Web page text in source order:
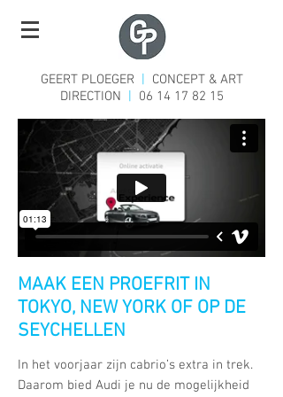
GEERT PLOEGER
CONCEPT & ART
DIRECTION
06 14 17 82 15
MAAK EEN PROEFRIT IN
TOKYO, NEW YORK OF OP DE
SEYCHELLEN
In het voorjaar zijn cabrio’s extra in trek.
Daarom bied Audi je nu de mogelijkheid